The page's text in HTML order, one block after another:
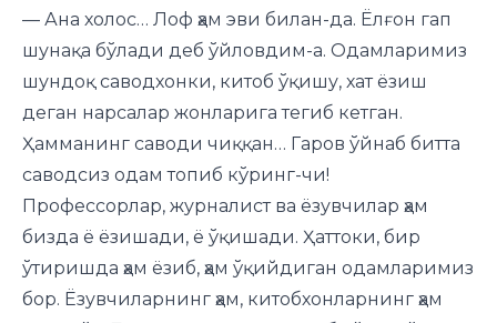
— Ана холос… Лоф ҳам эви билан-да. Ёлғон гап
шунақа бўлади деб ўйловдим-а. Одамларимиз
шундоқ саводхонки, китоб ўқишу, хат ёзиш
деган нарсалар жонларига тегиб кетган.
Ҳамманинг саводи чиққан… Гаров ўйнаб битта
саводсиз одам топиб кўринг-чи!
Профессорлар, журналист ва ёзувчилар ҳам
бизда ё ёзишади, ё ўқишади. Ҳаттоки, бир
ўтиришда ҳам ёзиб, ҳам ўқийдиган одамларимиз
бор. Ёзувчиларнинг ҳам, китобхонларнинг ҳам